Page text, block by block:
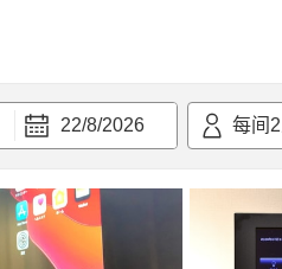
22/8/2026 每间 2